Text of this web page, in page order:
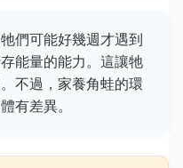
們可能好幾週才遇到
能量的能力。這讓牠
不過，家養角蛙的環
有差異。